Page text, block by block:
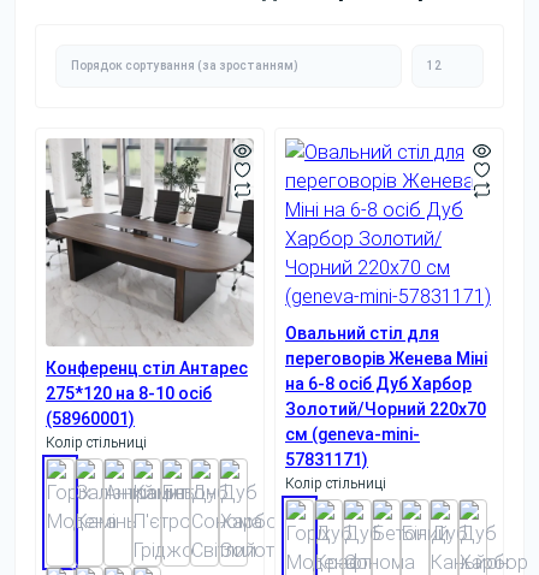
Конференц стіл Антарес
275*120 на 8-10 осіб
(58960001)
Колір стільниці
Овальний стіл для
переговорів Женева Міні
на 6-8 осіб Дуб Харбор
Золотий/Чорний 220x70
см (geneva-mini-
57831171)
Колір стільниці